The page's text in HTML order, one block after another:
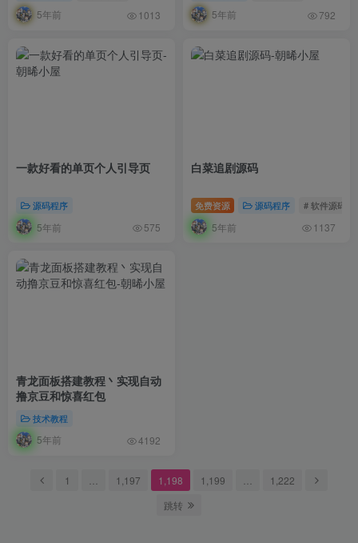
5年前 1013 5年前 792
一款好看的单页个人引导页
源码程序
5年前 575
白菜追剧源码
免费资源 源码程序 # 软件源码
5年前 1137
青龙面板搭建教程丶实现自动
撸京豆和惊喜红包
技术教程
5年前 4192
1 1,197 1,198 1,199
1,222
跳转